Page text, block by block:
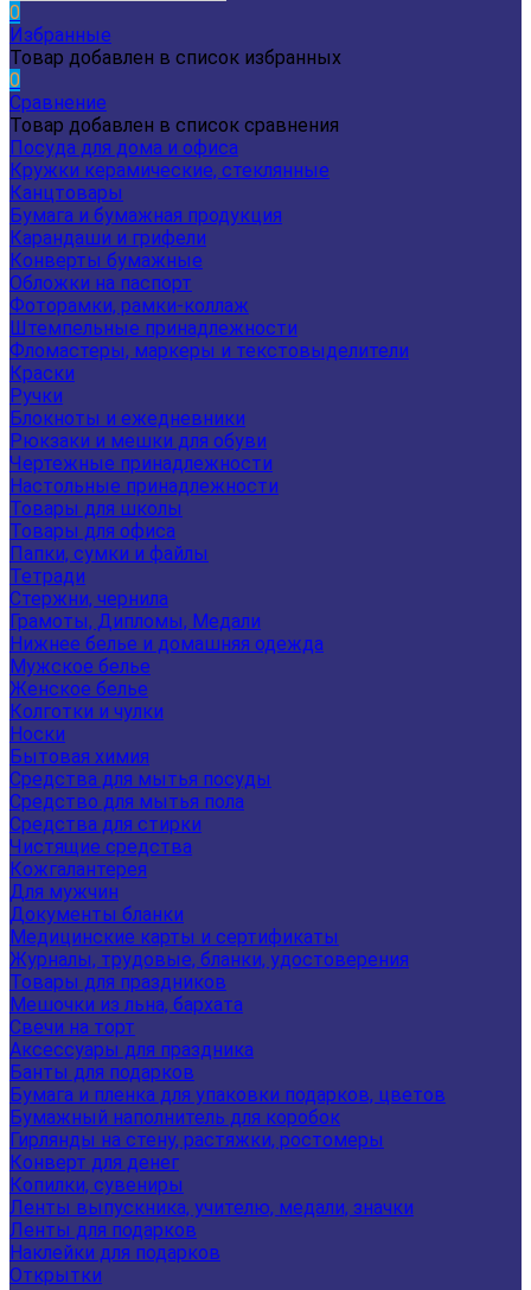
0
Избранные
Товар добавлен в список избранных
0
Сравнение
Товар добавлен в список сравнения
Посуда для дома и офиса
Кружки керамические, стеклянные
Канцтовары
Бумага и бумажная продукция
Карандаши и грифели
Конверты бумажные
Обложки на паспорт
Фоторамки, рамки-коллаж
Штемпельные принадлежности
Фломастеры, маркеры и текстовыделители
Краски
Ручки
Блокноты и ежедневники
Рюкзаки и мешки для обуви
Чертежные принадлежности
Настольные принадлежности
Товары для школы
Товары для офиса
Папки, сумки и файлы
Тетради
Стержни, чернила
Грамоты, Дипломы, Медали
Нижнее белье и домашняя одежда
Мужское белье
Женское белье
Колготки и чулки
Носки
Бытовая химия
Средства для мытья посуды
Средство для мытья пола
Средства для стирки
Чистящие средства
Кожгалантерея
Для мужчин
Документы бланки
Медицинские карты и сертификаты
Журналы, трудовые, бланки, удостоверения
Товары для праздников
Мешочки из льна, бархата
Свечи на торт
Аксессуары для праздника
Банты для подарков
Бумага и пленка для упаковки подарков, цветов
Бумажный наполнитель для коробок
Гирлянды на стену, растяжки, ростомеры
Конверт для денег
Копилки, сувениры
Ленты выпускника, учителю, медали, значки
Ленты для подарков
Наклейки для подарков
Открытки